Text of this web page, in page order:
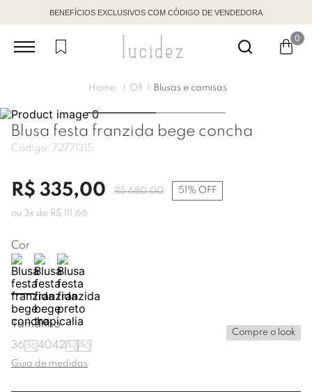
BENEFÍCIOS EXCLUSIVOS COM CÓDIGO DE VENDEDORA
0
Off Blusas e camisas
Blusa festa franzida bege concha
Código: 72771315
R$ 335,00 R$ 680,00 51% OFF
ou 3x de R$ ,66
Cor
Tamanho
363840424446
Compre o look
Guia de medidas